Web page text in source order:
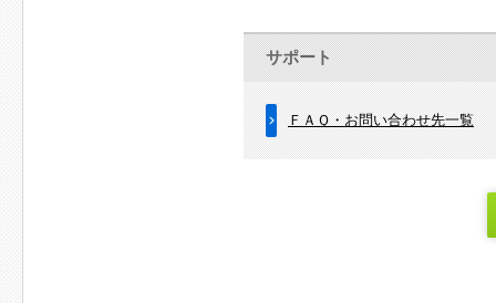
サポート
ＦＡＱ・お問い合わせ先一覧